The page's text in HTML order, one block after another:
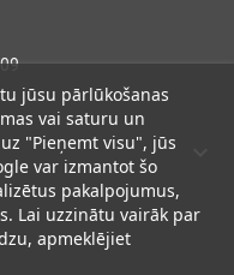
jūsu pārlūkošanas
vai saturu un
"Pieņemt visu", jūs
var izmantot šo
pakalpojumus,
Lai uzzinātu vairāk par
apmeklējiet